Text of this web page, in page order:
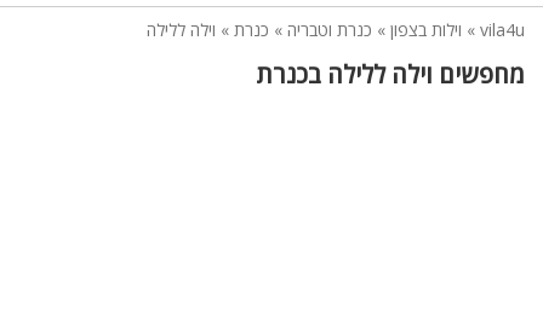
vila4u
» וילות בצפון » כנרת וטבריה » כנרת » וילה ללילה
מחפשים וילה ללילה בכנרת